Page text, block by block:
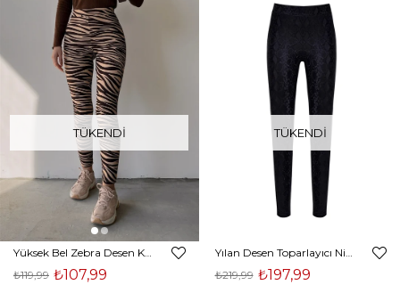
TÜKENDI
Yüksek Bel Zebra Desen Kadın Kahverengi Tayt 22K000465
₺107,99
₺119,99
TÜKENDI
Yılan Desen Toparlayıcı Nicole Kadın Siyah Deri Tayt 22K000476
₺197,99
₺219,99